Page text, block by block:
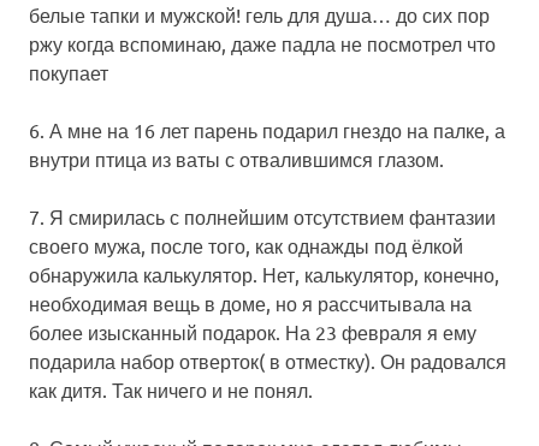
белые тапки и мужской! гель для душа… до сих пор
ржу когда вспоминаю, даже падла не посмотрел что
покупает
6. А мне на 16 лет парень подарил гнездо на палке, а
внутри птица из ваты с отвалившимся глазом.
7. Я смирилась с полнейшим отсутствием фантазии
своего мужа, после того, как однажды под ёлкой
обнаружила калькулятор. Нет, калькулятор, конечно,
необходимая вещь в доме, но я рассчитывала на
более изысканный подарок. На 23 февраля я ему
подарила набор отверток( в отместку). Он радовался
как дитя. Так ничего и не понял.